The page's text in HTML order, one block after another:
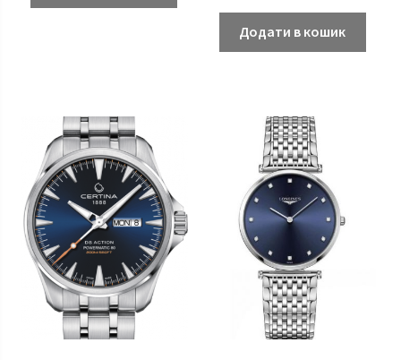
Додати в кошик